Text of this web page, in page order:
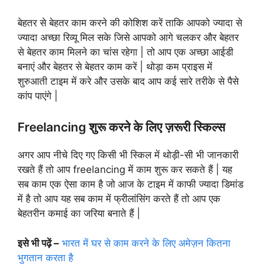
बेहतर से बेहतर काम करने की कोशिश करें ताकि आपको ज्यादा से
ज्यादा अच्छा रिव्यू मिल सके जिसे आपको आगे चलकर और बेहतर
से बेहतर काम मिलने का चांस रहेगा | तो आप एक अच्छा आईडी
बनाएं और बेहतर से बेहतर काम करें | थोड़ा कम प्राइस में
शुरुआती टाइम में करे और उसके बाद आप कई सारे तरीके से पैसे
कांप पाएंगे |
Freelancing शुरू करने के लिए ज़रूरी स्किल्स
अगर आप नीचे दिए गए किसी भी स्किल में थोड़ी-सी भी जानकारी
रखते हैं तो आप freelancing में काम शुरू कर सकते हैं | यह
सब काम एक ऐसा काम है जो आज के टाइम में काफी ज्यादा डिमांड
में है तो आप यह सब काम में फ्रीलांसिंग करते हैं तो आप एक
बेहतरीन कमाई का जरिया बनाते हैं |
इसे भी पढ़ें – भारत में घर से काम करने के लिए अमेज़न कितना
भुगतान करता है